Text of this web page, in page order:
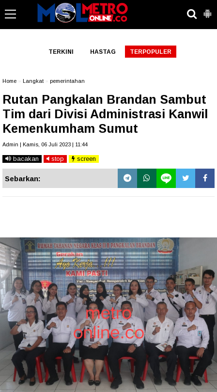
TERKINI HASTAG TERPOPULER
Home Langkat pemerintahan
Rutan Pangkalan Brandan Sambut
Tim dari Divisi Administrasi Kanwil
Kemenkumham Sumut
Admin | Kamis, 06 Juli 2023 | 11:44
bacakan stop screen
Sebarkan: